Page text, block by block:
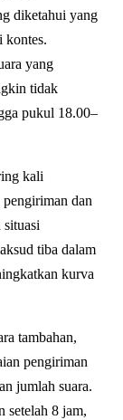
diketahui yang
kontes.
yang
tidak
pukul 18.00–
kali
pengiriman dan
tiba dalam
kurva
tambahan,
pengiriman
jumlah suara.
setelah 8 jam,